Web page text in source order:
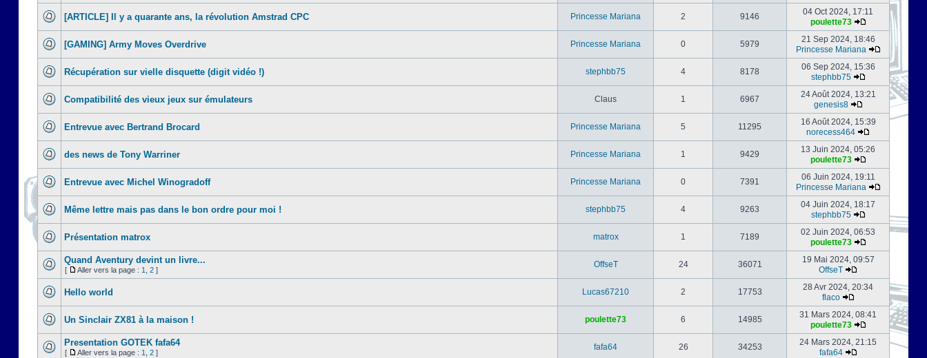
[ARTICLE] Il y a quarante ans, la révolution Amstrad CPC Princesse Mariana 2 9146
04 Oct 2024, 17:11
poulette73
[GAMING] Army Moves Overdrive Princesse Mariana 0 5979
21 Sep 2024, 18:46
Princesse Mariana
Récupération sur vielle disquette (digit vidéo !) stephbb75 4 8178
06 Sep 2024, 15:36
stephbb75
Compatibilité des vieux jeux sur émulateurs Claus 1 6967
24 Août 2024, 13:21
genesis8
Entrevue avec Bertrand Brocard Princesse Mariana 5 11295
16 Août 2024, 15:39
norecess464
des news de Tony Warriner Princesse Mariana 1 9429
13 Juin 2024, 05:26
poulette73
Entrevue avec Michel Winogradoff Princesse Mariana 0 7391
06 Juin 2024, 19:11
Princesse Mariana
Même lettre mais pas dans le bon ordre pour moi ! stephbb75 4 9263
04 Juin 2024, 18:17
stephbb75
Présentation matrox matrox 1 7189
02 Juin 2024, 06:53
poulette73
Quand Aventury devint un livre...
[ Aller vers la page : 1 2 ]
OffseT 24 36071
19 Mai 2024, 09:57
OffseT
Hello world Lucas67210 2 17753
28 Avr 2024, 20:34
flaco
Un Sinclair ZX81 à la maison ! poulette73 6 14985
31 Mars 2024, 08:41
poulette73
Presentation GOTEK fafa64
[ Aller vers la page : 1 2 ]
fafa64 26 34253
24 Mars 2024, 21:15
fafa64